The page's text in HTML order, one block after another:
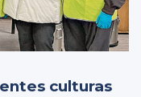
culturas